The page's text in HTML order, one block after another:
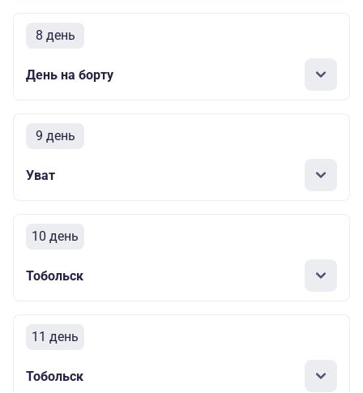
8 день
День на борту
9 день
Уват
10 день
Тобольск
11 день
Тобольск